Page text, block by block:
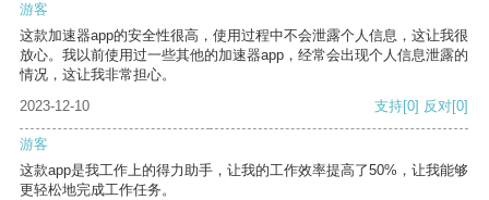
游客
这款加速器app的安全性很高，使用过程中不会泄露个人信息，这让我很
放心。我以前使用过一些其他的加速器app，经常会出现个人信息泄露的
情况，这让我非常担心。
2023-12-10
支持[0] 反对[0]
游客
这款app是我工作上的得力助手，让我的工作效率提高了50%，让我能够
更轻松地完成工作任务。